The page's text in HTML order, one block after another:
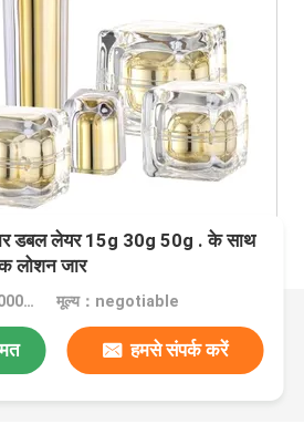
डबल लेयर 15g 30g 50g . के साथ
लोशन जार
MOQ：10,000 पीसी / 5000 पीसी मूल्य：negotiable
हमसे संपर्क करें